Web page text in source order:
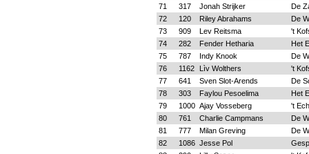
71
317 Jonah Strijker
De
72
120 Riley Abrahams
De
73
909 Lev Reitsma
't
74
282 Fender Hetharia
Het
75
787 Indy Knook
De
76
1162 Lìv Wolthers
't
77
641 Sven Slot-Arends
De
78
303 Faylou Pesoelima
Het
79
1000 Ajay Vosseberg
't
80
761 Charlie Campmans
De
81
777 Milan Greving
De
82
1086 Jesse Pol